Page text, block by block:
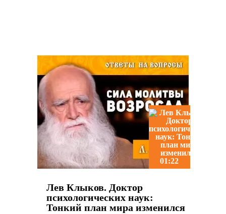
01:22
Лев Клыков. Доктор
психологических наук:
Тонкий план мира изменился